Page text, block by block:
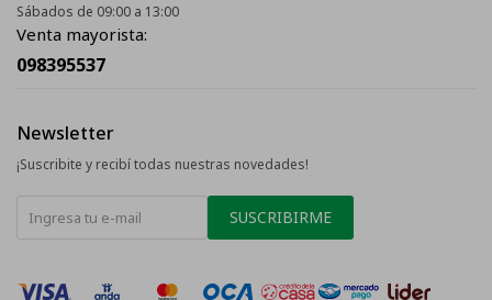
Sábados de 09:00 a 13:00
Venta mayorista:
098395537
Newsletter
¡Suscribite y recibí todas nuestras novedades!
SUSCRIBIRME